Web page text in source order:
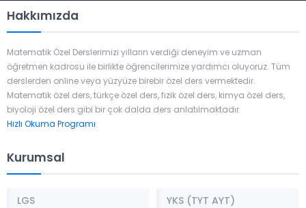
Hakkımızda
Matematik Özel Derslerimizi yılların verdiği deneyim ve uzman
öğretmen kadrosu ile birlikte öğrencilerimize yardımcı oluyoruz. Tüm
derslerden online veya yüzyüze birebir özel ders vermektedir.
Matematik özel ders, türkçe özel ders, fizik özel ders, kimya özel ders,
biyoloji özel ders gibi bir çok dalda ders anlatılmaktadır.
Hızlı Okuma Programı
Kurumsal
LGS YKS (TYT AYT)